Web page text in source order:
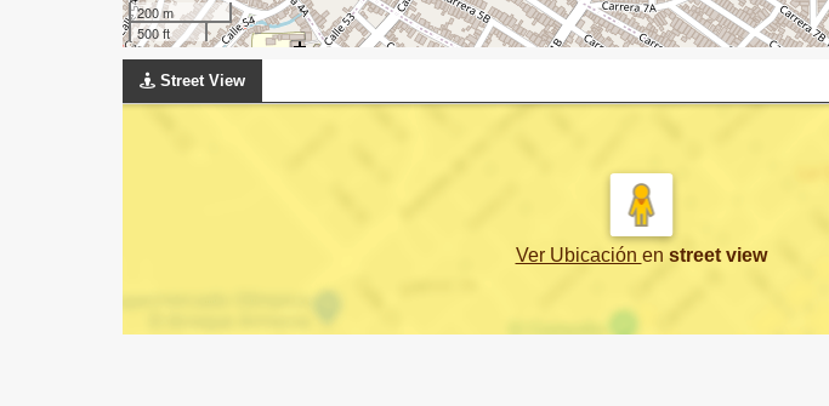
200 m
500 ft
Street View
Ver Ubicación en street view